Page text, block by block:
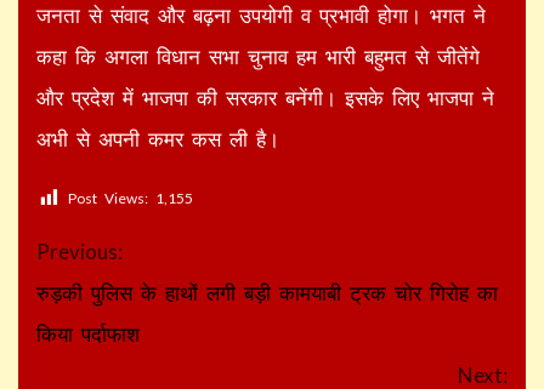
जनता से संवाद और बढ़ना उपयोगी व प्रभावी होगा। भगत ने
कहा कि अगला विधान सभा चुनाव हम भारी बहुमत से जीतेंगे
और प्रदेश में भाजपा की सरकार बनेंगी। इसके लिए भाजपा ने
अभी से अपनी कमर कस ली है।
Post Views: 1,155
Continue
Reading
Previous:
रुड़की पुलिस के हाथों लगी बड़ी कामयाबी ट्रक चोर गिरोह का
किया पर्दाफाश
Next: